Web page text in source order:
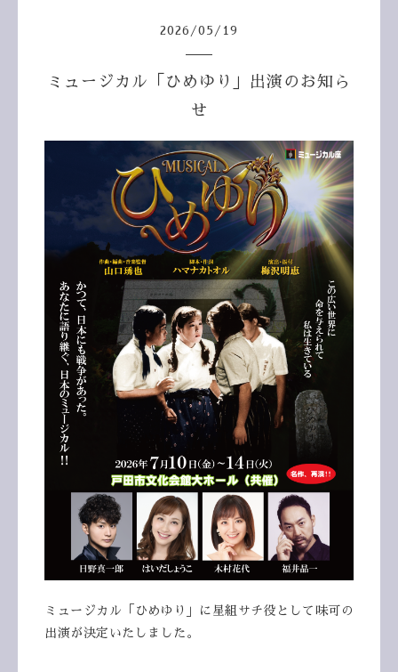
2026 /05 / 19
ミュージカル「ひめゆり」出演のお知ら
せ
ミュージカル「ひめゆり」に星組サチ役として味可の
出演が決定いたしました。